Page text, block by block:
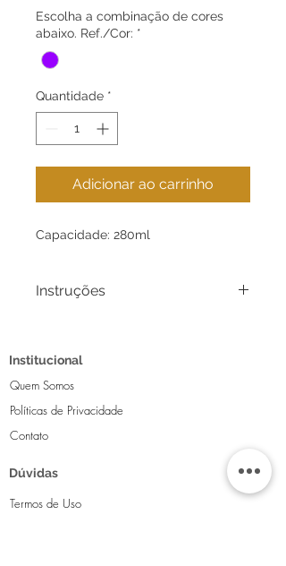
Escolha a combinação de cores
abaixo. Ref./Cor: *
Quantidade *
Adicionar ao carrinho
Capacidade: 280ml
Instruções
mão livre e sempre serão peças
únicas em sua mesa, por este
pequenas variações.
As fotos não traduzem exatamente
tonalidades de cores podem variar,
mas tenha certeza que ao vivo elas
são ainda mais encantadoras!
Institucional
Quem Somos
Políticas de Privacidade
Contato
Dúvidas
Termos de Uso